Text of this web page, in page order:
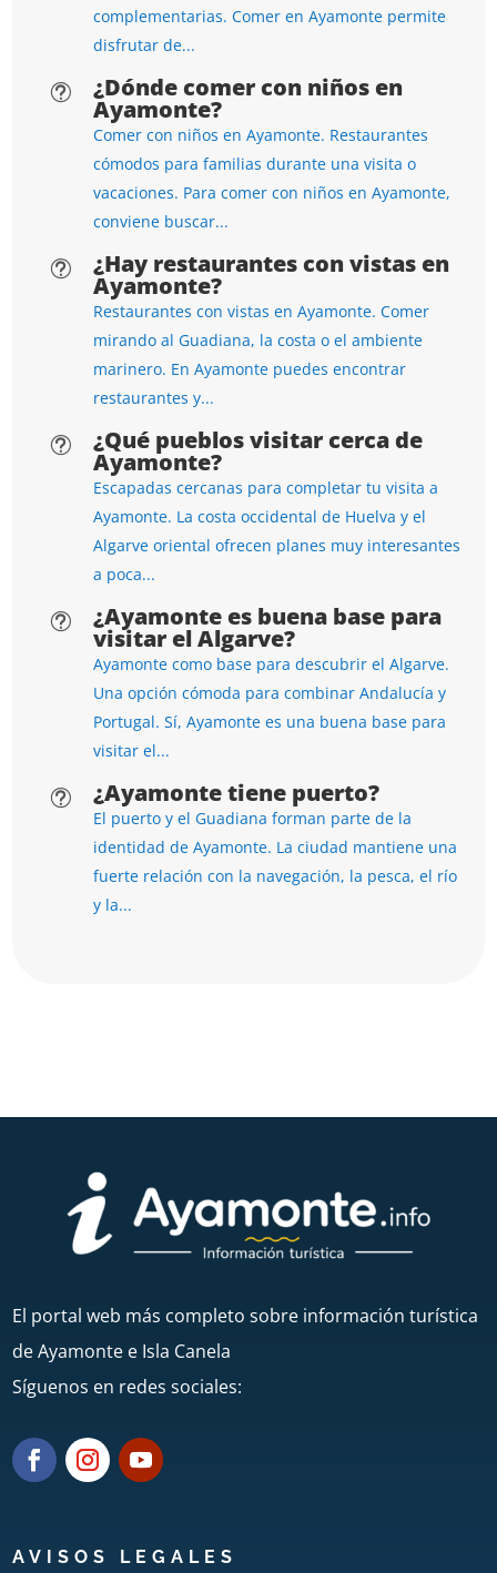
complementarias. Comer en Ayamonte permite
disfrutar de...
t ¿Dónde comer con niños en
Ayamonte?
Comer con niños en Ayamonte. Restaurantes
cómodos para familias durante una visita o
vacaciones. Para comer con niños en Ayamonte,
conviene buscar...
t ¿Hay restaurantes con vistas en
Ayamonte?
Restaurantes con vistas en Ayamonte. Comer
mirando al Guadiana, la costa o el ambiente
marinero. En Ayamonte puedes encontrar
restaurantes y...
t ¿Qué pueblos visitar cerca de
Ayamonte?
Escapadas cercanas para completar tu visita a
Ayamonte. La costa occidental de Huelva y el
Algarve oriental ofrecen planes muy interesantes
a poca...
t ¿Ayamonte es buena base para
visitar el Algarve?
Ayamonte como base para descubrir el Algarve.
Una opción cómoda para combinar Andalucía y
Portugal. Sí, Ayamonte es una buena base para
visitar el...
t ¿Ayamonte tiene puerto?
El puerto y el Guadiana forman parte de la
identidad de Ayamonte. La ciudad mantiene una
fuerte relación con la navegación, la pesca, el río
y la...
El portal web más completo sobre información turística
de Ayamonte e Isla Canela
Síguenos en redes sociales:
AVISOS LEGALES